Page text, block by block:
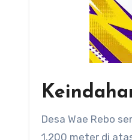
Desa Wae Rebo
1.200 meter di